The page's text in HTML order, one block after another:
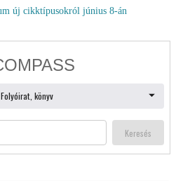
új cikktípusokról június 8-án